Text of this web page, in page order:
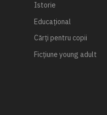
Istorie
Educațional
Cărți pentru copii
Ficțiune young adult